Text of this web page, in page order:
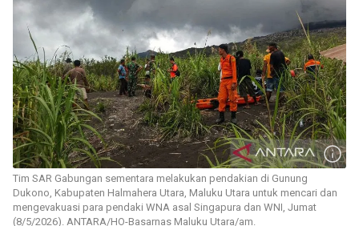
Tim SAR Gabungan sementara melakukan pendakian di Gunung
Dukono, Kabupaten Halmahera Utara, Maluku Utara untuk mencari dan
mengevakuasi para pendaki WNA asal Singapura dan WNI, Jumat
(8/5/2026). ANTARA/HO-Basarnas Maluku Utara/am.